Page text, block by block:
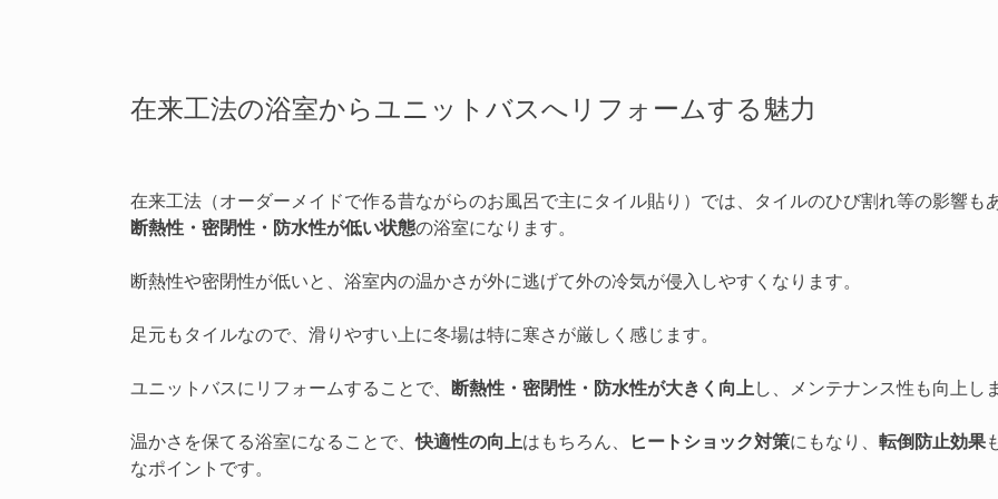
在来工法の浴室からユニットバスへリフォームする魅力
在来工法（オーダーメイドで作る昔ながらのお風呂で主にタイル貼り）では、タイルのひび割れ等の影響も
断熱性・密閉性・防水性が低い状態の浴室になります。
断熱性や密閉性が低いと、浴室内の温かさが外に逃げて外の冷気が侵入しやすくなります。
足元もタイルなので、滑りやすい上に冬場は特に寒さが厳しく感じます。
ユニットバスにリフォームすることで、 断熱性・密閉性・防水性が大きく向上 し、メンテナンス性も向上し
温かさを保てる浴室になることで、快適性の向上はもちろん、 ヒートショック対策にもなり、 転倒防止効果
なポイントです。